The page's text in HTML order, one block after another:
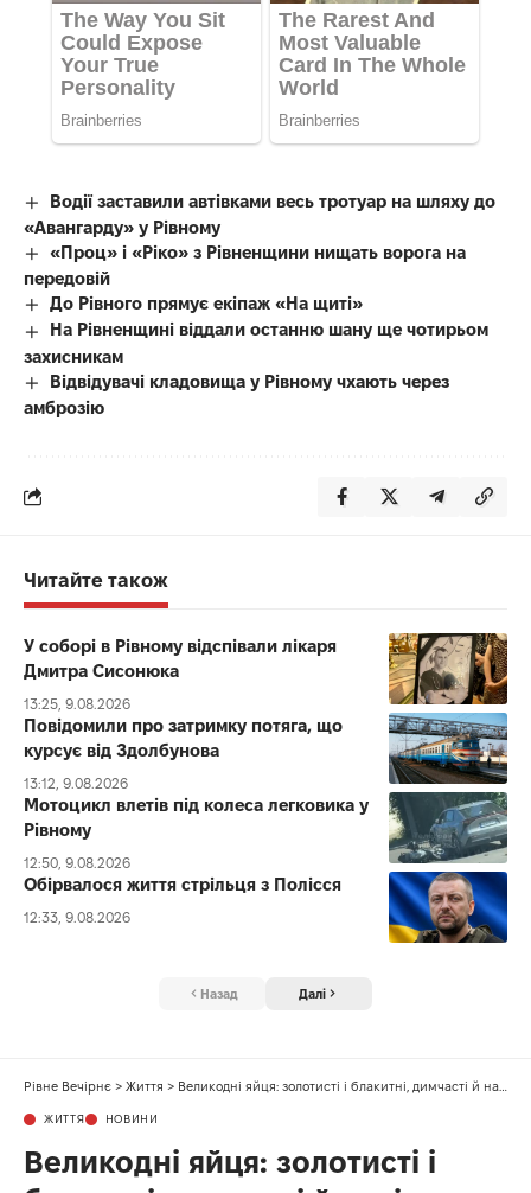
Водії заставили автівками весь тротуар на шляху до
«Авангарду» у Рівному
«Проц» і «Ріко» з Рівненщини нищать ворога на
передовій
До Рівного прямує екіпаж «На щиті»
На Рівненщині віддали останню шану ще чотирьом
захисникам
Відвідувачі кладовища у Рівному чхають через
амброзію
Читайте також
У соборі в Рівному відспівали лікаря
Дмитра Сисонюка
13:25, 9.08.2026
Повідомили про затримку потяга, що
курсує від Здолбунова
13:12, 9.08.2026
Мотоцикл влетів під колеса легковика у
Рівному
12:50, 9.08.2026
Обірвалося життя стрільця з Полісся
12:33, 9.08.2026
Назад Далі
Рівне Вечірнє > Життя > Великодні яйця: золотисті і блакитні, димчасті й навіть «космічні»
ЖИТТЯ НОВИНИ
Великодні яйця: золотисті і